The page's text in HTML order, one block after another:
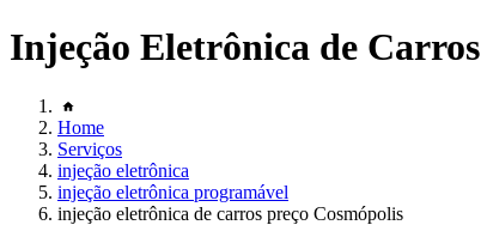
Injeção Eletrônica de
Home
Serviços
injeção eletrônica
injeção eletrônica programável
injeção eletrônica de carros preço Cosmópolis